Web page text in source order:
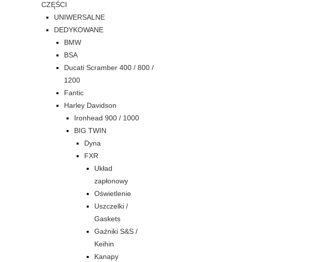
CZĘŚCI
UNIWERSALNE
DEDYKOWANE
BMW
BSA
Ducati Scramber 400 / 800 /
1200
Fantic
Harley Davidson
Ironhead 900 / 1000
BIG TWIN
Dyna
FXR
Układ
zapłonowy
Oświetlenie
Uszczelki /
Gaskets
Gaźniki S&S /
Keihin
Kanapy